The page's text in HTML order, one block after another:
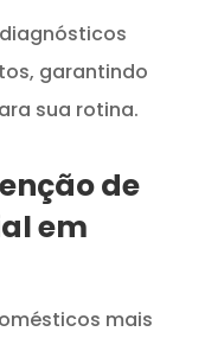
garantindo
sua rotina.
de
em
mais